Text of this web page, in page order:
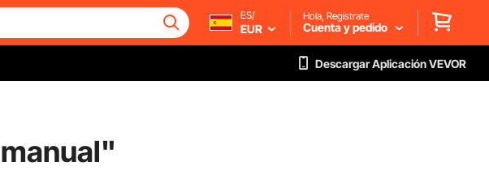
ES/
EUR
Hola, Regístrate
Cuenta y pedido
Descargar Aplicación VEVOR
"